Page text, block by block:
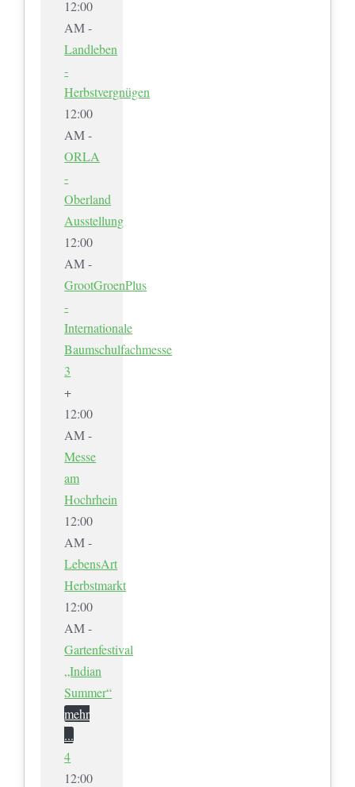
12:00
AM -
Landleben
-
Herbstvergnügen
12:00
AM -
ORLA
-
Oberland
Ausstellung
12:00
AM -
GrootGroenPlus
-
Internationale
Baumschulfachmesse
3
+
12:00
AM -
Messe
am
Hochrhein
12:00
AM -
LebensArt
Herbstmarkt
12:00
AM -
Gartenfestival
„Indian
Summer“
mehr
...
4
12:00